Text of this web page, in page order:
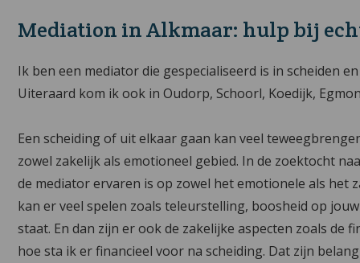
Mediation in Alkmaar: hulp bij
Ik ben een mediator die gespecialiseerd is in scheiden
Uiteraard kom ik ook in Oudorp, Schoorl, Koedijk,
Een scheiding of uit elkaar gaan kan veel
zowel zakelijk als emotioneel gebied. In de zoektocht
de mediator ervaren is op zowel het emotionele als het
kan er veel spelen zoals teleurstelling, boosheid op
staat. En dan zijn er ook de zakelijke aspecten zoals de
hoe sta ik er financieel voor na scheiding. Dat zijn